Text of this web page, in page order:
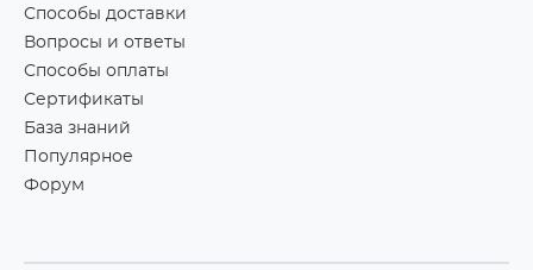
Способы доставки
Вопросы и ответы
Способы оплаты
Сертификаты
База знаний
Популярное
Форум